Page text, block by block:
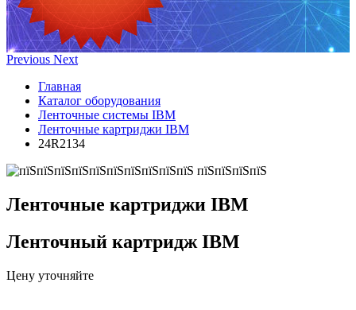
Previous Next
Главная
Каталог оборудования
Ленточные системы IBM
Ленточные картриджи IBM
24R2134
Ленточные картриджи IBM
Ленточный картридж IBM
Цену уточняйте